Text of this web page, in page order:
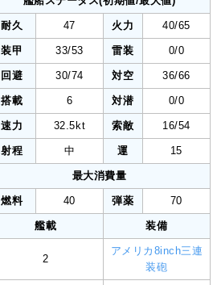
耐久 47 火力 40/65
装甲 33/53 雷装 0/0
回避 30/74 対空 36/66
搭載 6 対潜 0/0
速力 32.5kt 索敵 16/54
射程 中 運 15
最大消費量
燃料 40 弾薬 70
艦載 装備
2
アメリカ8inch三連
装砲